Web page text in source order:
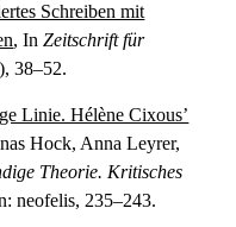
Schreiben mit
, InZeitschrift für
38–52.
Linie. Hélène Cixous’
Hock, Anna Leyrer,
Theorie. Kritisches
neofelis, 235–243.